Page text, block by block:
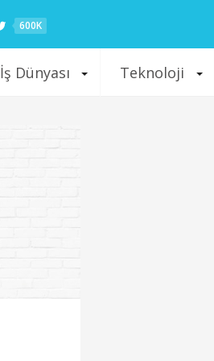
600K
İş Dünyası Teknoloji